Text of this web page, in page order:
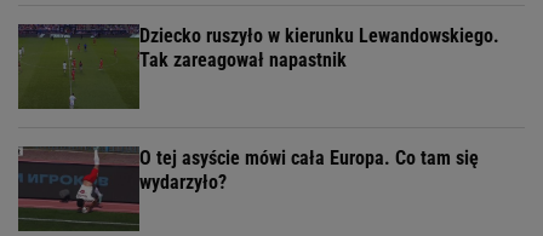
Dziecko ruszyło w kierunku Lewandowskiego.
Tak zareagował napastnik
O tej asyście mówi cała Europa. Co tam się
wydarzyło?